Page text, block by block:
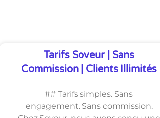
Tarifs Soveur | Sans
Commission | Clients Illimités
## Tarifs simples. Sans
engagement. Sans commission.